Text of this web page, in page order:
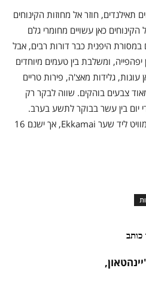
תאילנדים, חוזר אל מחוזות הקינוחים
הקינוחים כאן עשויים מחומרי גלם
במסורת היפנית כבר דורות רבים, אבל
ומשלבת בין טעמים מיוחדים
עוגות, גלידות מאצ'ה, פירות טריים
צבעים בוהקים. שווה לבקר רק
יום בין עשר בבוקר לתשע בערב.
הסניף הראשי נמצא ברחוב סוקהומוויט ליד שער Ekkamai, אך ישנם 16
כותב